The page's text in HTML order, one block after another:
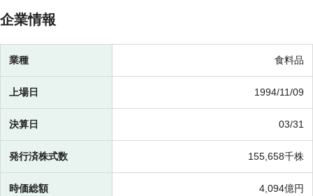
企業情報
業種 食料品
上場日 1994/11/09
決算日 03/31
発行済株式数 155,658千株
時価総額 4,094億円